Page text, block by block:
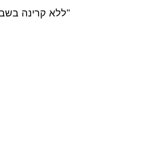
"ללא קרינה בשבילך"...